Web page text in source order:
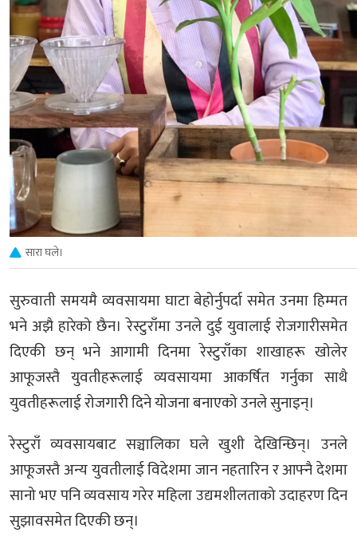
सारा घले।
सुरुवाती समयमै व्यवसायमा घाटा बेहोर्नुपर्दा समेत उनमा हिम्मत
भने अझै हारेको छैन। रेस्टुराँमा उनले दुई युवालाई रोजगारीसमेत
दिएकी छन् भने आगामी दिनमा रेस्टुराँका शाखाहरू खोलेर
आफूजस्तै युवतीहरूलाई व्यवसायमा आकर्षित गर्नुका साथै
युवतीहरूलाई रोजगारी दिने योजना बनाएको उनले सुनाइन्।
रेस्टुराँ व्यवसायबाट सञ्चालिका घले खुशी देखिन्छिन्। उनले
आफूजस्तै अन्य युवतीलाई विदेशमा जान नहतारिन र आफ्नै देशमा
सानो भए पनि व्यवसाय गरेर महिला उद्यमशीलताको उदाहरण दिन
सुझावसमेत दिएकी छन्।